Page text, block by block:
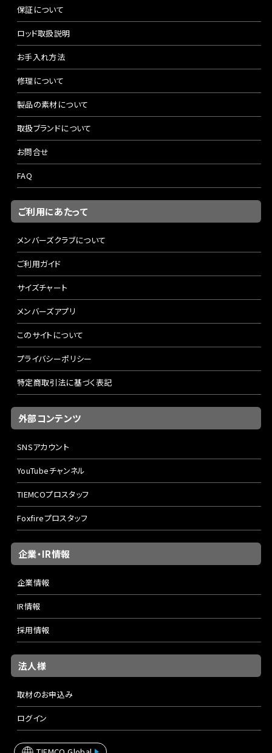
保証について
ロッド取扱説明
お手入れ方法
修理について
製品の素材について
取扱ブランドについて
お問合せ
FAQ
ご利用にあたって
メンバーズクラブについて
ご利用ガイド
サイズチャート
メンバーズアプリ
このサイトについて
プライバシーポリシー
特定商取引法に基づく表記
外部コンテンツ
SNSアカウント
YouTubeチャンネル
TIEMCOプロスタッフ
Foxfireプロスタッフ
企業・IR情報
企業情報
IR情報
採用情報
法人様
取材のお申込み
ログイン